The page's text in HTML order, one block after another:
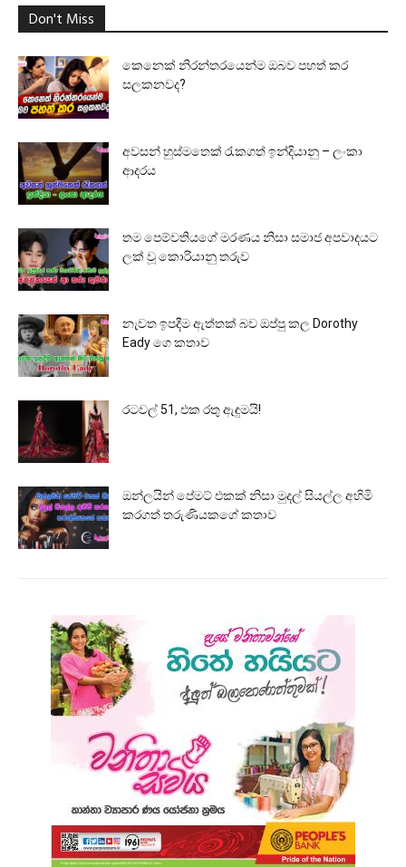
Don't Miss
කෙනෙක් නිරන්තරයෙන්ම ඔබව පහත් කර
සලකනවද?
අවසන් හුස්මතෙක් රැකගත් ඉන්දියානු – ලංකා
ආදරය
තම පෙම්වතියගේ මරණය නිසා සමාජ අපවාදයට
ලක් වූ කොරියානු තරුව
නැවත ඉපදීම ඇත්තක් බව ඔප්පු කල Dorothy
Eady ගෙ කතාව
රටවල් 51, එක රතු ඇඳුමයි!
ඔන්ලයින් පේමට් එකක් නිසා මුදල් සියල්ල අහිමි
කරගත් තරුණියකගේ කතාව